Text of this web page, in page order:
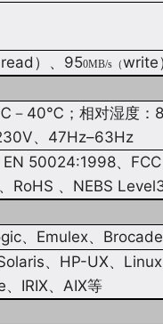
read ）、 950MB/s（write
－ 40℃；相对湿度： 8
、 47Hz–63Hz
EN 50024:1998、 FCC
、 RoHS 、 NEBS
、 Emulex、 Brocade
、 HP-UX、 Linux
、 IRIX、 AIX等